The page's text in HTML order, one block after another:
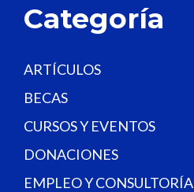
n
.
Categoría
ARTÍCULOS
BECAS
CURSOS Y EVENTOS
DONACIONES
EMPLEO Y CONSULTORÍA